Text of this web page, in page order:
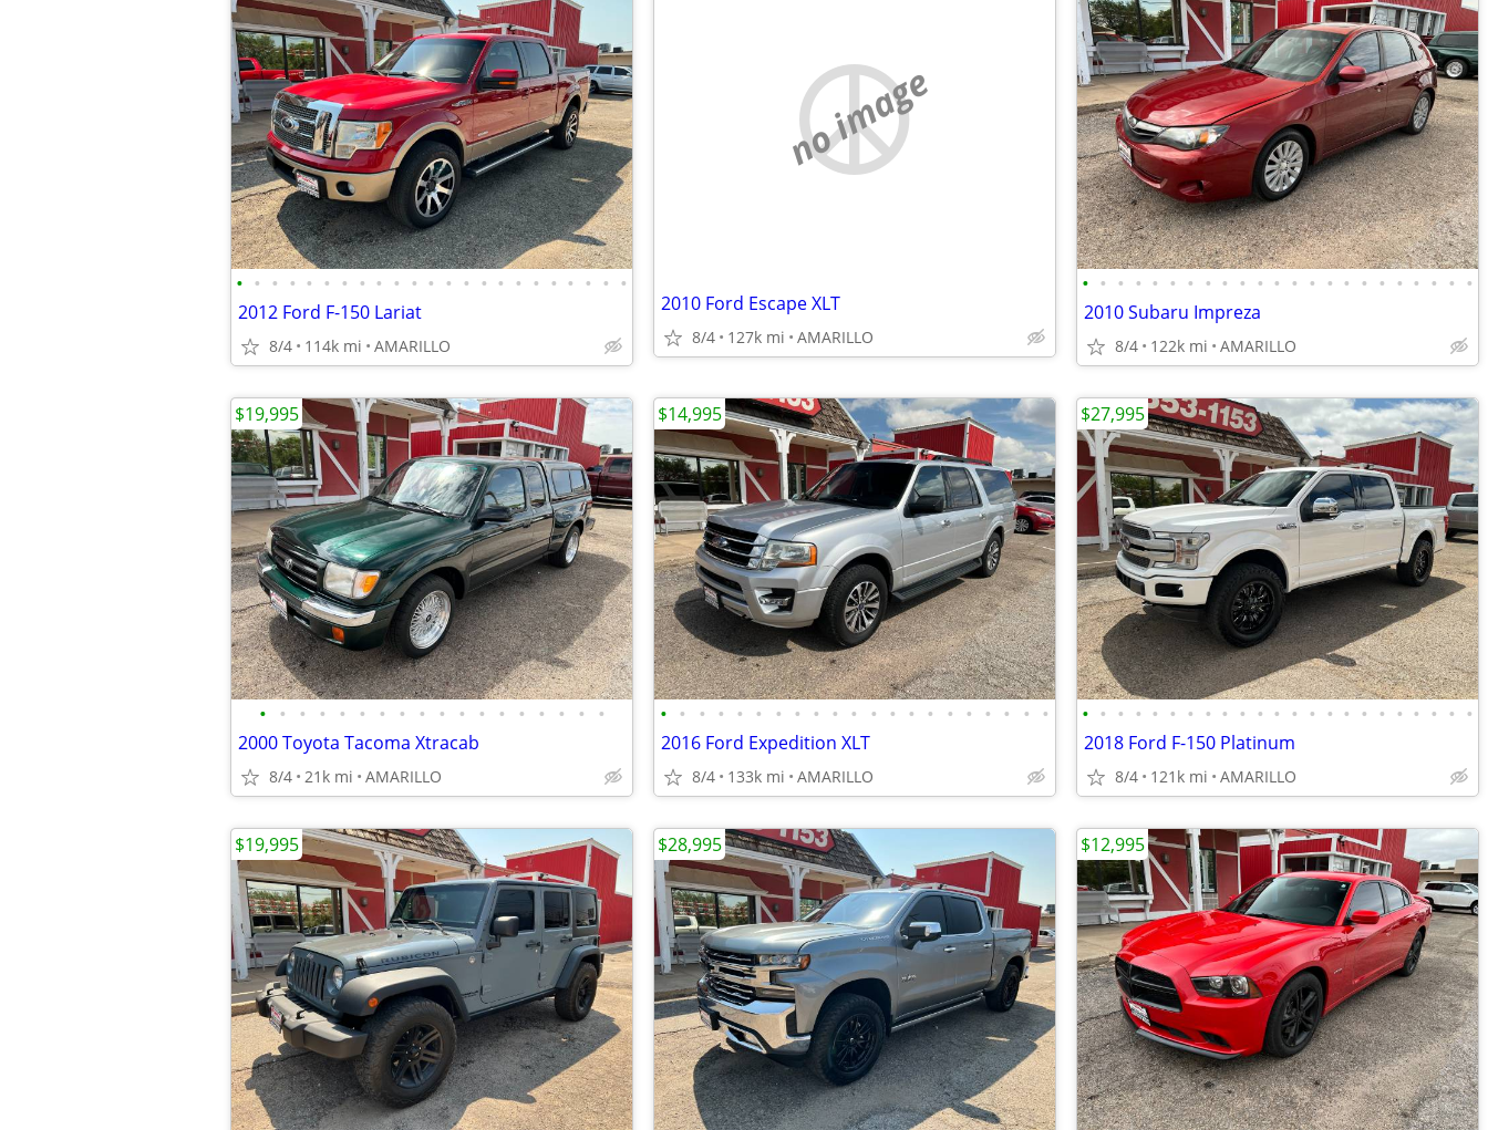
• • • • • • • • • • • • • • • • • • • • • • •
2012 Ford F-150 Lariat
8/4 114k mi AMARILLO
no image
2010 Ford Escape XLT
8/4 127k mi AMARILLO
• • • • • • • • • • • • • • • • • • • • • • •
2010 Subaru Impreza
8/4 122k mi AMARILLO
• • • • • • • • • • • • • • • • • •
2000 Toyota Tacoma Xtracab
8/4 21k mi AMARILLO
$19,995
• • • • • • • • • • • • • • • • • • • • •
2016 Ford Expedition XLT
8/4 133k mi AMARILLO
$14,995
• • • • • • • • • • • • • • • • • • • • • • •
2018 Ford F-150 Platinum
8/4 121k mi AMARILLO
$27,995
$19,995 $28,995 $12,995